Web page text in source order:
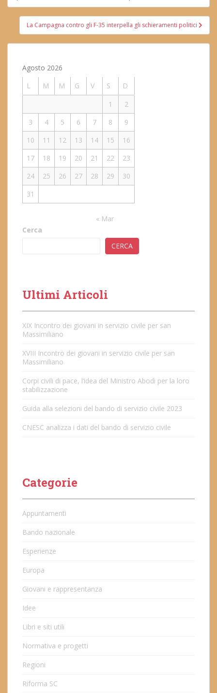
articoli
La Campagna contro gli F-35 interpella gli schieramenti politici
Agosto 2026
L
M M G V S
D
1
2
3
4 5 6 7 8
9
10
11 12 13 14 15
16
17
18 19 20 21 22
23
24
25 26 27 28 29
30
31
« Mar
Cerca
CERCA
Ultimi Articoli
XIX Incontro dei giovani in servizio civile per san
Massimiliano
XVIII Incontro dei giovani in servizio civile per san
Massimiliano
Corpi civili di pace, l’idea del Ministro Abodi per la loro
stabilizzazione
Guida alla selezioni del bando di servizio civile 2023
CNESC analizza i dati del bando di servizio civile
Categorie
Appuntamenti
Bando nazionale
Esperienze
Europa
Giovani e rappresentanza
Idee
Libri e siti utili
Normativa e progetti
Regioni
Riforma SC